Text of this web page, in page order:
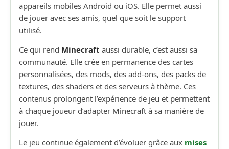
appareils mobiles Android ou iOS. Elle permet aussi
de jouer avec ses amis, quel que soit le support
utilisé.
Ce qui rend Minecraft aussi durable, c’est aussi sa
communauté. Elle crée en permanence des cartes
personnalisées, des mods, des add-ons, des packs de
textures, des shaders et des serveurs à thème. Ces
contenus prolongent l’expérience de jeu et permettent
à chaque joueur d’adapter Minecraft à sa manière de
jouer.
Le jeu continue également d’évoluer grâce aux mises